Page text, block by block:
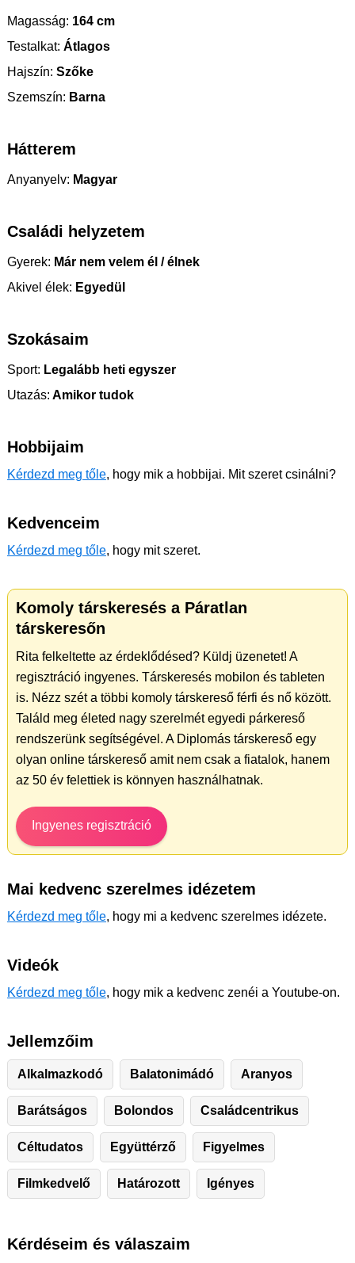
Magasság: 164 cm
Testalkat: Átlagos
Hajszín: Szőke
Szemszín: Barna
Hátterem
Anyanyelv: Magyar
Családi helyzetem
Gyerek: Már nem velem él / élnek
Akivel élek: Egyedül
Szokásaim
Sport: Legalább heti egyszer
Utazás: Amikor tudok
Hobbijaim
Kérdezd meg tőle, hogy mik a hobbijai. Mit szeret csinálni?
Kedvenceim
Kérdezd meg tőle, hogy mit szeret.
Komoly társkeresés a Páratlan
társkeresőn
Rita felkeltette az érdeklődésed? Küldj üzenetet! A
regisztráció ingyenes. Társkeresés mobilon és tableten
is. Nézz szét a többi komoly társkereső férfi és nő között.
Találd meg életed nagy szerelmét egyedi párkereső
rendszerünk segítségével. A Diplomás társkereső egy
olyan online társkereső amit nem csak a fiatalok, hanem
az 50 év felettiek is könnyen használhatnak.
Ingyenes regisztráció
Mai kedvenc szerelmes idézetem
Kérdezd meg tőle, hogy mi a kedvenc szerelmes idézete.
Videók
Kérdezd meg tőle, hogy mik a kedvenc zenéi a Youtube-on.
Jellemzőim
Alkalmazkodó Balatonimádó Aranyos
Barátságos Bolondos Családcentrikus
Céltudatos Együttérző Figyelmes
Filmkedvelő Határozott Igényes
Kérdéseim és válaszaim